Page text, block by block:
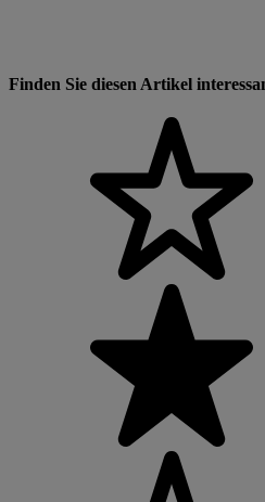
Finden Sie diesen Artikel